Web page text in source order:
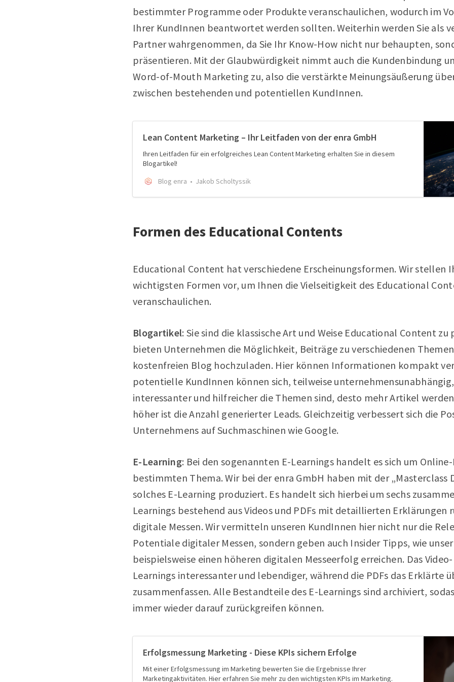
bestimmter Programme oder Produkte veranschaulichen, wodurch im
Ihrer KundInnen beantwortet werden sollten. Weiterhin werden Sie als
Partner wahrgenommen, da Sie Ihr Know-How nicht nur behaupten,
präsentieren. Mit der Glaubwürdigkeit nimmt auch die Kundenbindung
Word-of-Mouth Marketing zu, also die verstärkte Meinungsäußerung
zwischen bestehenden und potentiellen KundInnen.
Lean Content Marketing – Ihr Leitfaden von der enra GmbH
Ihren Leitfaden für ein erfolgreiches Lean Content Marketing erhalten Sie in diesem
Blogartikel!
Blog enra
Jakob Scholtyssik
Formen des Educational Contents
Educational Content hat verschiedene Erscheinungsformen. Wir stellen
wichtigsten Formen vor, um Ihnen die Vielseitigkeit des Educational
veranschaulichen.
Blogartikel: Sie sind die klassische Art und Weise Educational Content
bieten Unternehmen die Möglichkeit, Beiträge zu verschiedenen
kostenfreien Blog hochzuladen. Hier können Informationen kompakt
potentielle KundInnen können sich, teilweise unternehmensunabhängig,
interessanter und hilfreicher die Themen sind, desto mehr Artikel
höher ist die Anzahl generierter Leads. Gleichzeitig verbessert sich die
Unternehmens auf Suchmaschinen wie Google.
E-Learning: Bei den sogenannten E-Learnings handelt es sich um
bestimmten Thema. Wir bei der enra GmbH haben mit der „Masterclass
solches E-Learning produziert. Es handelt sich hierbei um sechs
Learnings bestehend aus Videos und PDFs mit detaillierten Erklärungen
digitale Messen. Wir vermitteln unseren KundInnen hier nicht nur die
Potentiale digitaler Messen, sondern geben auch Insider Tipps, wie
beispielsweise einen höheren digitalen Messeerfolg erreichen. Das
Learnings interessanter und lebendiger, während die PDFs das Erklärte
zusammenfassen. Alle Bestandteile des E-Learnings sind archiviert,
immer wieder darauf zurückgreifen können.
Erfolgsmessung Marketing - Diese KPIs sichern Erfolge
Mit einer Erfolgsmessung im Marketing bewerten Sie die Ergebnisse Ihrer
Marketingaktivitäten. Hier erfahren Sie mehr zu den wichtigsten KPIs im Marketing.